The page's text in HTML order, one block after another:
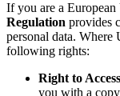
If you are a
Regulation provides
personal data. Where
following rights:
Right to Access
you with a